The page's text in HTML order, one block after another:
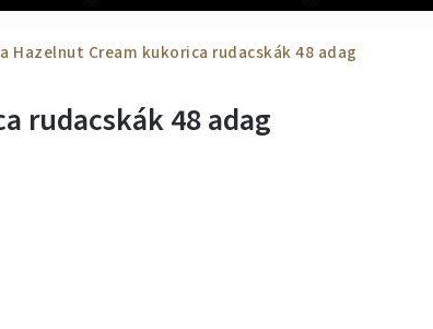
Hazelnut Cream kukorica rudacskák 48 adag
rudacskák 48 adag